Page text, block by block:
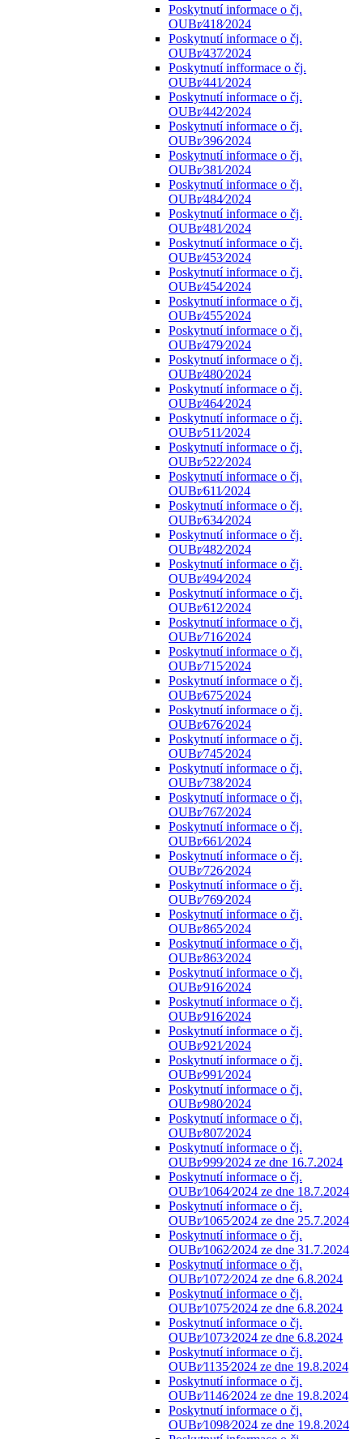
Poskytnutí informace o čj.
OUBr⁄418⁄2024
Poskytnutí informace o čj.
OUBr⁄437⁄2024
Poskytnutí infformace o čj.
OUBr⁄441⁄2024
Poskytnutí informace o čj.
OUBr⁄442⁄2024
Poskytnutí informace o čj.
OUBr⁄396⁄2024
Poskytnutí informace o čj.
OUBr⁄381⁄2024
Poskytnutí informace o čj.
OUBr⁄484⁄2024
Poskytnutí informace o čj.
OUBr⁄481⁄2024
Poskytnutí informace o čj.
OUBr⁄453⁄2024
Poskytnutí informace o čj.
OUBr⁄454⁄2024
Poskytnutí informace o čj.
OUBr⁄455⁄2024
Poskytnutí informace o čj.
OUBr⁄479⁄2024
Poskytnutí informace o čj.
OUBr⁄480⁄2024
Poskytnutí informace o čj.
OUBr⁄464⁄2024
Poskytnutí informace o čj.
OUBr⁄511⁄2024
Poskytnutí informace o čj.
OUBr⁄522⁄2024
Poskytnutí informace o čj.
OUBr⁄611⁄2024
Poskytnutí informace o čj.
OUBr⁄634⁄2024
Poskytnutí informace o čj.
OUBr⁄482⁄2024
Poskytnutí informace o čj.
OUBr⁄494⁄2024
Poskytnutí informace o čj.
OUBr⁄612⁄2024
Poskytnutí informace o čj.
OUBr⁄716⁄2024
Poskytnutí informace o čj.
OUBr⁄715⁄2024
Poskytnutí informace o čj.
OUBr⁄675⁄2024
Poskytnutí informace o čj.
OUBr⁄676⁄2024
Poskytnutí informace o čj.
OUBr⁄745⁄2024
Poskytnutí informace o čj.
OUBr⁄738⁄2024
Poskytnutí informace o čj.
OUBr⁄767⁄2024
Poskytnutí informace o čj.
OUBr⁄661⁄2024
Poskytnutí informace o čj.
OUBr⁄726⁄2024
Poskytnutí informace o čj.
OUBr⁄769⁄2024
Poskytnutí informace o čj.
OUBr⁄865⁄2024
Poskytnutí informace o čj.
OUBr⁄863⁄2024
Poskytnutí informace o čj.
OUBr⁄916⁄2024
Poskytnutí informace o čj.
OUBr⁄916⁄2024
Poskytnutí informace o čj.
OUBr⁄921⁄2024
Poskytnutí informace o čj.
OUBr⁄991⁄2024
Poskytnutí informace o čj.
OUBr⁄980⁄2024
Poskytnutí informace o čj.
OUBr⁄807⁄2024
Poskytnutí informace o čj.
OUBr⁄999⁄2024 ze dne 16.7.2024
Poskytnutí informace o čj.
OUBr⁄1064⁄2024 ze dne 18.7.2024
Poskytnutí informace o čj.
OUBr⁄1065⁄2024 ze dne 25.7.2024
Poskytnutí informace o čj.
OUBr⁄1062⁄2024 ze dne 31.7.2024
Poskytnutí informace o čj.
OUBr⁄1072⁄2024 ze dne 6.8.2024
Poskytnutí informace o čj.
OUBr⁄1075⁄2024 ze dne 6.8.2024
Poskytnutí informace o čj.
OUBr⁄1073⁄2024 ze dne 6.8.2024
Poskytnutí informace o čj.
OUBr⁄1135⁄2024 ze dne 19.8.2024
Poskytnutí informace o čj.
OUBr⁄1146⁄2024 ze dne 19.8.2024
Poskytnutí informace o čj.
OUBr⁄1098⁄2024 ze dne 19.8.2024